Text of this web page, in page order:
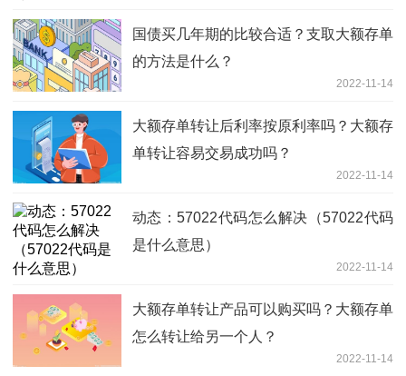
国债买几年期的比较合适？支取大额存单
的方法是什么？
2022-11-14
大额存单转让后利率按原利率吗？大额存
单转让容易交易成功吗？
2022-11-14
动态：57022代码怎么解决（57022代码
是什么意思）
2022-11-14
大额存单转让产品可以购买吗？大额存单
怎么转让给另一个人？
2022-11-14